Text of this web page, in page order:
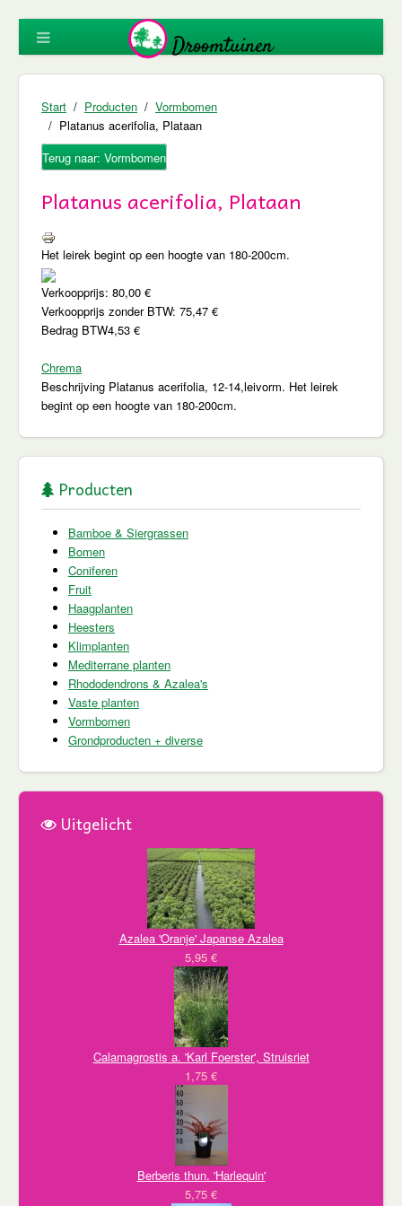
Start Producten
Vormbomen
Platanus acerifolia, Plataan
Terug naar: Vormbomen
Platanus acerifolia, Plataan
Het leirek begint op een hoogte van 180-200cm.
Verkoopprijs: 80,00 €
Verkoopprijs zonder BTW: 75,47 €
Bedrag BTW4,53 €
Chrema
Beschrijving Platanus acerifolia, 12-14,leivorm. Het leirek
begint op een hoogte van 180-200cm.
Producten
Bamboe & Siergrassen
Bomen
Coniferen
Fruit
Haagplanten
Heesters
Klimplanten
Mediterrane planten
Rhododendrons & Azalea's
Vaste planten
Vormbomen
Grondproducten + diverse
Uitgelicht
Azalea 'Oranje' Japanse Azalea
5,95 €
Calamagrostis a. 'Karl Foerster', Struisriet
1,75 €
Berberis thun. 'Harlequin'
5,75 €